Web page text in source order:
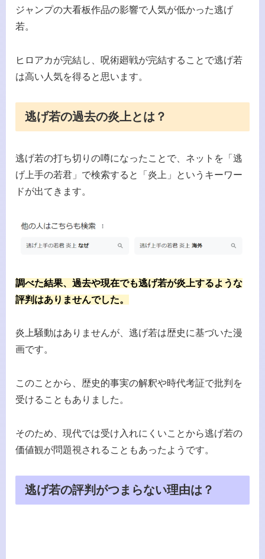
ジャンプの大看板作品の影響で人気が低かった逃げ
若。
ヒロアカが完結し、呪術廻戦が完結することで逃げ若
は高い人気を得ると思います。
逃げ若の過去の炎上とは？
逃げ若の打ち切りの噂になったことで、ネットを「逃
げ上手の若君」で検索すると「炎上」というキーワー
ドが出てきます。
調べた結果、過去や現在でも逃げ若が炎上するような
評判はありませんでした。
炎上騒動はありませんが、逃げ若は歴史に基づいた漫
画です。
このことから、歴史的事実の解釈や時代考証で批判を
受けることもありました。
そのため、現代では受け入れにくいことから逃げ若の
価値観が問題視されることもあったようです。
逃げ若の評判がつまらない理由は？